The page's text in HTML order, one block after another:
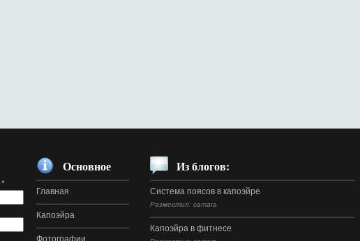
*
Основное
Главная
Капоэйра
Фотографии
Из блогов:
Система поясов в капоэйре
Разместил: camara
Капоэйра в фитнесе